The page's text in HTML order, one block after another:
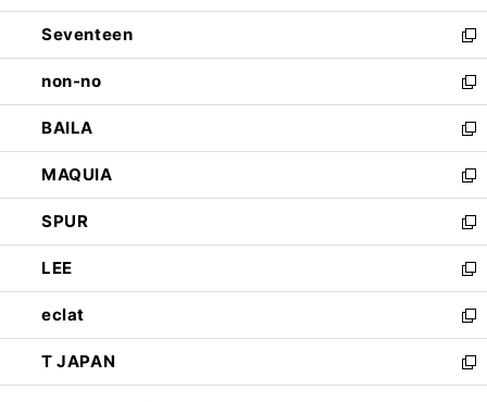
開
く
ウ
で
開
く
ン
ド
ウ
で
開
く
Seventeen
新
し
い
ウ
ィ
ン
ド
ウ
で
開
く
non-no
新
し
い
ウ
ィ
ン
ド
ウ
で
開
く
BAILA
新
し
い
ウ
ィ
ン
ド
ウ
で
開
く
MAQUIA
新
し
い
ウ
ィ
ン
ド
ウ
で
開
SPUR
新
し
い
ウ
ィ
ン
ド
ウ
LEE
新
し
い
ウ
ィ
ン
eclat
新
し
い
ウ
T JAPAN
新
し